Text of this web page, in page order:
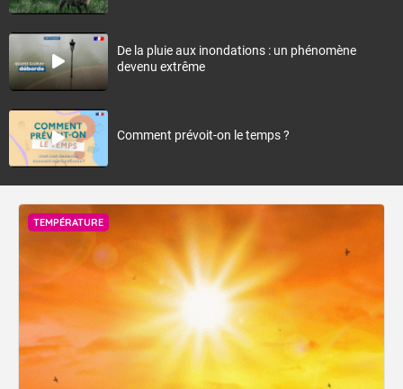
De la pluie aux inondations : un phénomène
devenu extrême
Comment prévoit-on le temps ?
TEMPÉRATURE